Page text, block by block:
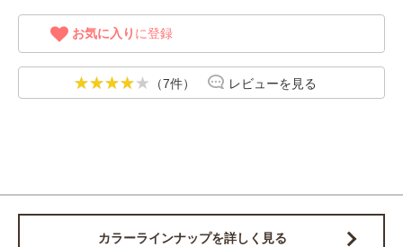
お気に入り に登録
（7件） レビューを見る
カラーラインナップを詳しく見る